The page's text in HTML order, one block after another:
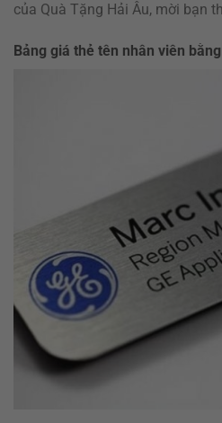
của Quà Tặng Hải Âu, mời bạn
Bảng giá thẻ tên nhân viên